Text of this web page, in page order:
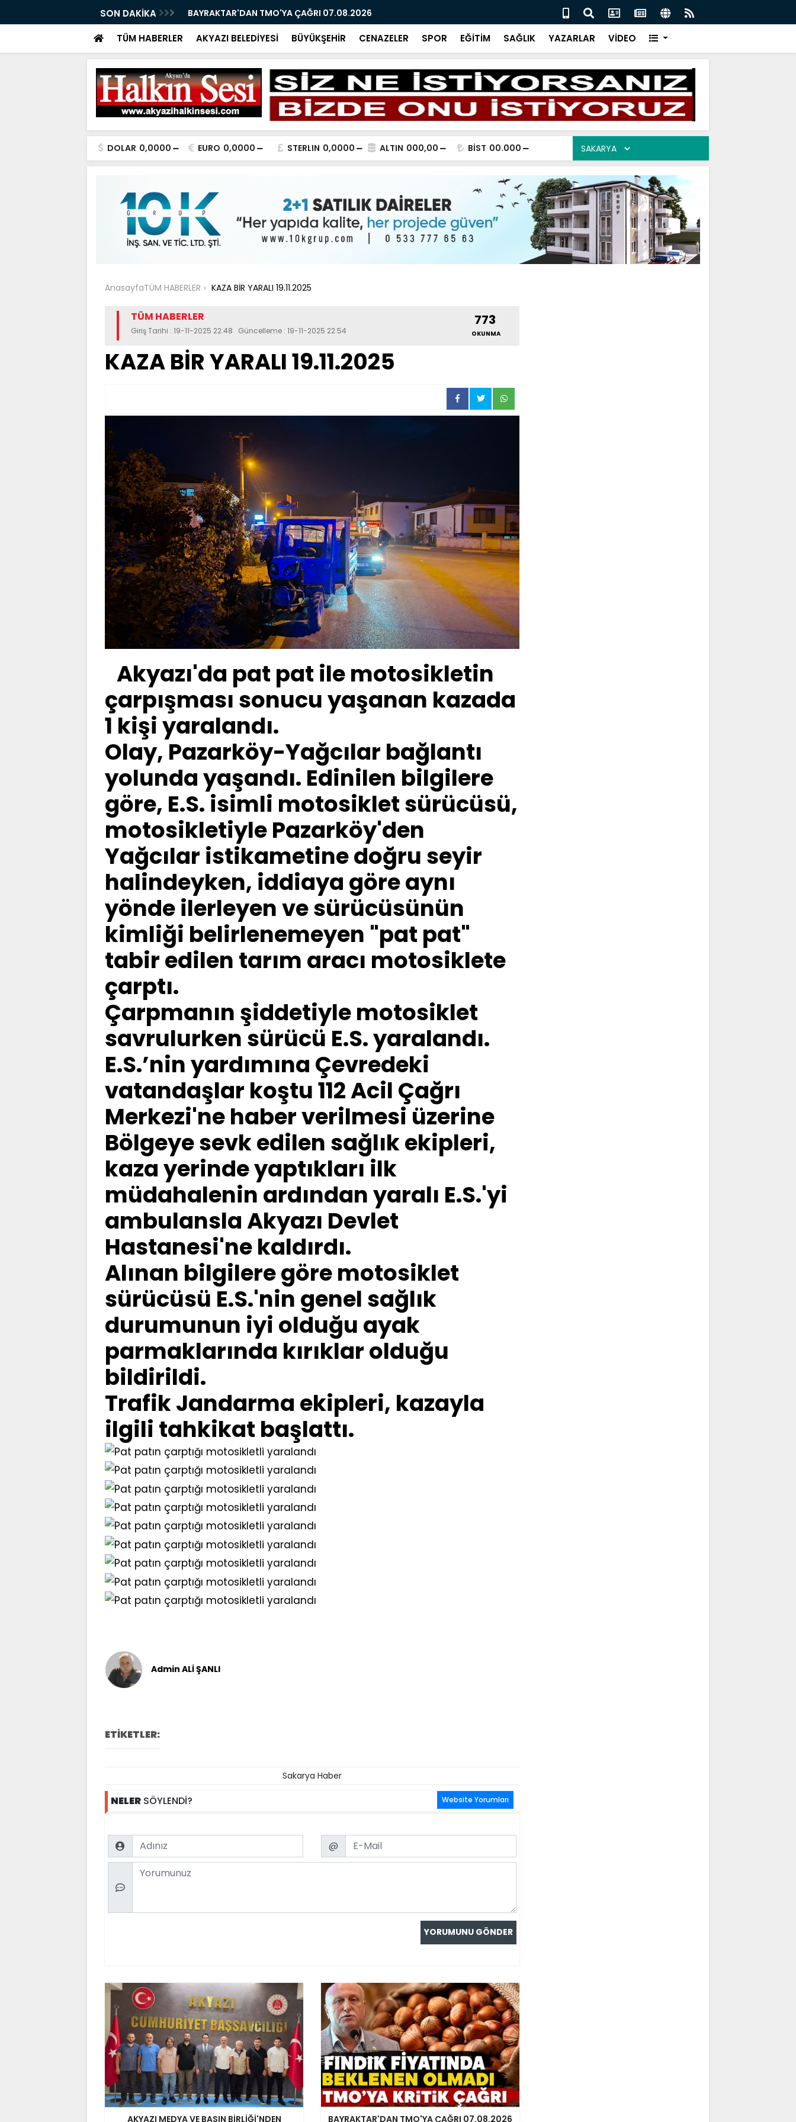
SON DAKİKA
BAŞSAVCI ENES GÜLTEKİN’E
BAYRAKTAR'DAN TMO'YA ÇAĞRI 07.08.2026 VATANDAŞ TEPKİLİ 06.08.2026
TÜM HABERLER AKYAZI BELEDİYESİ BÜYÜKŞEHİR CENAZELER SPOR EĞİTİM SAĞLIK YAZARLAR VİDEO
DOLAR 0,0000 EURO 0,0000 STERLIN 0,0000 ALTIN 000,00 BİST 00.000
AnasayfaTÜM HABERLER KAZA BİR YARALI 19.11.2025
TÜM HABERLER
Giriş Tarihi : 19-11-2025 22:48 Güncelleme : 19-11-2025 22:54
773
OKUNMA
KAZA BİR YARALI 19.11.2025
Akyazı'da pat pat ile motosikletin
çarpışması sonucu yaşanan kazada
1 kişi yaralandı.
Olay, Pazarköy-Yağcılar bağlantı
yolunda yaşandı. Edinilen bilgilere
göre, E.S. isimli motosiklet sürücüsü,
motosikletiyle Pazarköy'den
Yağcılar istikametine doğru seyir
halindeyken, iddiaya göre aynı
yönde ilerleyen ve sürücüsünün
kimliği belirlenemeyen "pat pat"
tabir edilen tarım aracı motosiklete
çarptı.
Çarpmanın şiddetiyle motosiklet
savrulurken sürücü E.S. yaralandı.
E.S.’nin yardımına Çevredeki
vatandaşlar koştu 112 Acil Çağrı
Merkezi'ne haber verilmesi üzerine
Bölgeye sevk edilen sağlık ekipleri,
kaza yerinde yaptıkları ilk
müdahalenin ardından yaralı E.S.'yi
ambulansla Akyazı Devlet
Hastanesi'ne kaldırdı.
Alınan bilgilere göre motosiklet
sürücüsü E.S.'nin genel sağlık
durumunun iyi olduğu ayak
parmaklarında kırıklar olduğu
bildirildi.
Trafik Jandarma ekipleri, kazayla
ilgili tahkikat başlattı.
Admin ALİ ŞANLI
ETİKETLER:
Sakarya Haber
NELER SÖYLENDİ? Website Yorumları
Name Email
@
Comment
AKYAZI MEDYA VE BASIN BİRLİĞİ'NDEN BAYRAKTAR'DAN TMO'YA ÇAĞRI 07.08.2026